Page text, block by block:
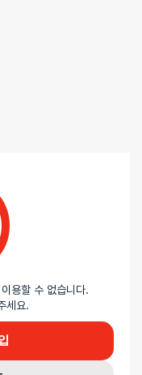
용할 수 없습니다.
주세요.